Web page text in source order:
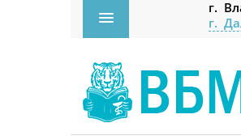
г.
г.